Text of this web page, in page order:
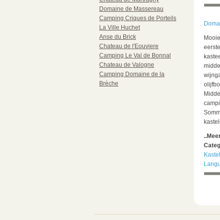
Domaine de Massereau
Camping Criques de Porteils
La Ville Huchet
Anse du Brick
Chateau de l'Eouviere
Camping Le Val de Bonnal
Chateau de Valogne
Camping Domaine de la
Brèche